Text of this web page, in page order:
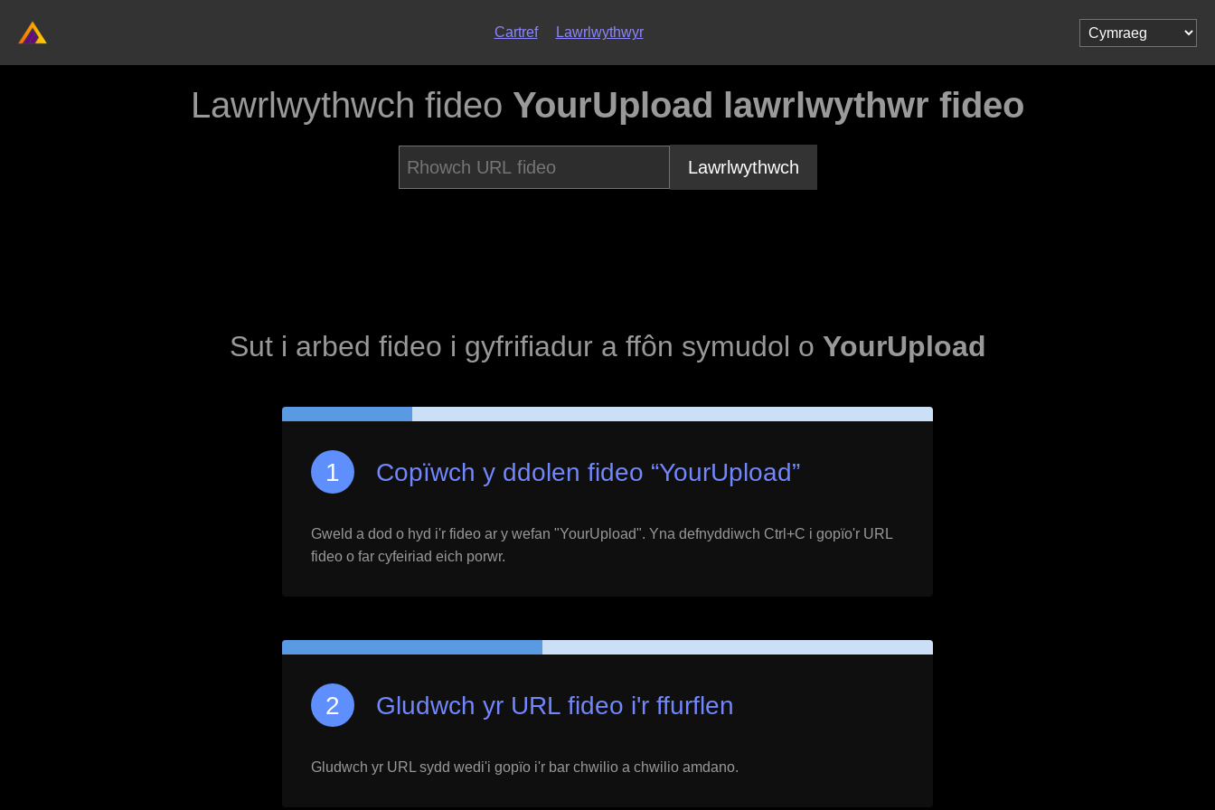
Cartref Lawrlwythwyr
Lawrlwythwch fideo YourUpload lawrlwythwr fideo
Lawrlwythwch
Sut i arbed fideo i gyfrifiadur a ffôn symudol o YourUpload
Copïwch y ddolen fideo “YourUpload”
Gweld a dod o hyd i'r fideo ar y wefan "YourUpload". Yna defnyddiwch Ctrl+C i gopïo'r URL
fideo o far cyfeiriad eich porwr.
Gludwch yr URL fideo i'r ffurflen
Gludwch yr URL sydd wedi'i gopïo i'r bar chwilio a chwilio amdano.